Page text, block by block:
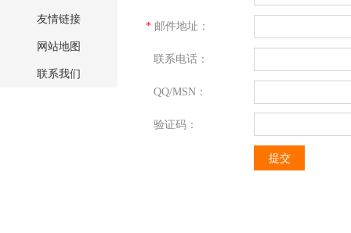
友情链接
网站地图
联系我们
* 邮件地址：
联系电话：
QQ/MSN：
验证码：